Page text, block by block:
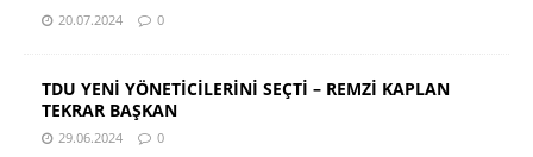
20.07.2024 0
TDU YENİ YÖNETİCİLERİNİ SEÇTİ – REMZİ KAPLAN
TEKRAR BAŞKAN
29.06.2024 0